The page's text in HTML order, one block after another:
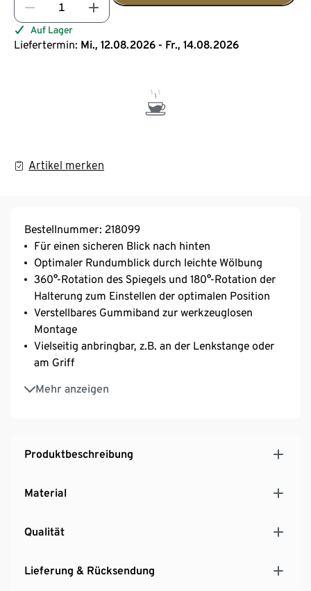
Auf Lager
Liefertermin: Mi., 12.08.2026 - Fr., 14.08.2026
Artikel merken
Bestellnummer: 218099
Für einen sicheren Blick nach hinten
Optimaler Rundumblick durch leichte Wölbung
360°-Rotation des Spiegels und 180°-Rotation der
Halterung zum Einstellen der optimalen Position
Verstellbares Gummiband zur werkzeuglosen
Montage
Vielseitig anbringbar, z.B. an der Lenkstange oder
am Griff
Mehr anzeigen
Spiegeldurchmesser ca. 5 cm
Produktbeschreibung
Material
Qualität
Lieferung & Rücksendung